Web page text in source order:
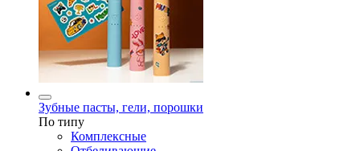
Зубные пасты, гели, порошки
По типу
Комплексные